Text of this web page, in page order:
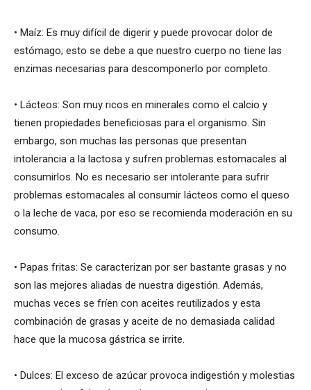
• Maíz: Es muy difícil de digerir y puede provocar dolor de
estómago; esto se debe a que nuestro cuerpo no tiene las
enzimas necesarias para descomponerlo por completo.
• Lácteos: Son muy ricos en minerales como el calcio y
tienen propiedades beneficiosas para el organismo. Sin
embargo, son muchas las personas que presentan
intolerancia a la lactosa y sufren problemas estomacales al
consumirlos. No es necesario ser intolerante para sufrir
problemas estomacales al consumir lácteos como el queso
o la leche de vaca, por eso se recomienda moderación en su
consumo.
• Papas fritas: Se caracterizan por ser bastante grasas y no
son las mejores aliadas de nuestra digestión. Además,
muchas veces se fríen con aceites reutilizados y esta
combinación de grasas y aceite de no demasiada calidad
hace que la mucosa gástrica se irrite.
• Dulces: El exceso de azúcar provoca indigestión y molestias